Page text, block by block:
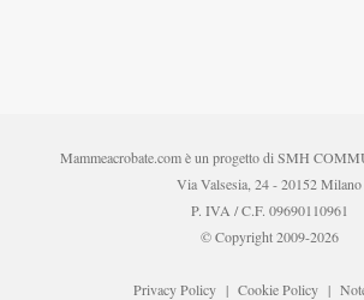
Mammeacrobate.com è un progetto di SMH
Via Valsesia, 24 - 20152 Milano
P. IVA / C.F. 09690110961
© Copyright 2009-2026
Privacy Policy| Cookie Policy|